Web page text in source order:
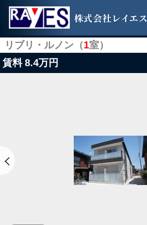
株式会社レイエス
リブリ・ルノン（1室）
賃料 8.4万円